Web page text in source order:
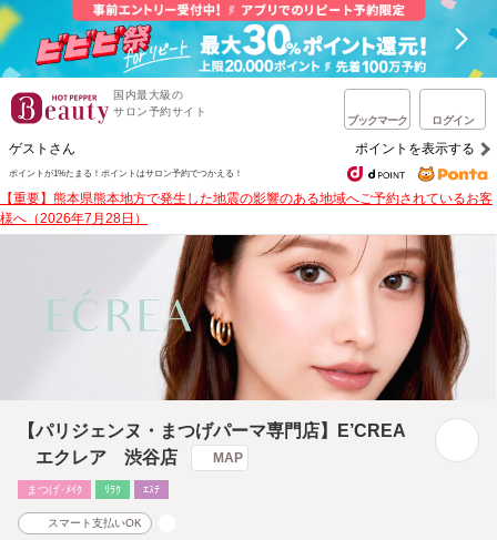
国内最大級の
サロン予約サイト
ブックマーク ログイン
ゲストさん ポイントを表示する
ポイントが1%たまる！ ポイントはサロン予約でつかえる！
【重要】熊本県熊本地方で発生した地震の影響のある地域へご予約されているお客
様へ（2026年7月28日）
【パリジェンヌ・まつげパーマ専門店】E’CREA
エクレア 渋谷店
MAP
まつげ･ﾒｲｸ ﾘﾗｸ ｴｽﾃ
スマート支払いOK